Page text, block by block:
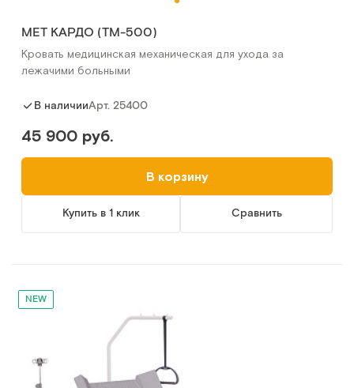
МЕТ КАРДО (ТМ-500)
Кровать медицинская механическая для ухода за
лежачими больными
В наличииАрт. 25400
45 900 руб.
В корзину
Купить в 1 клик Сравнить
NEW